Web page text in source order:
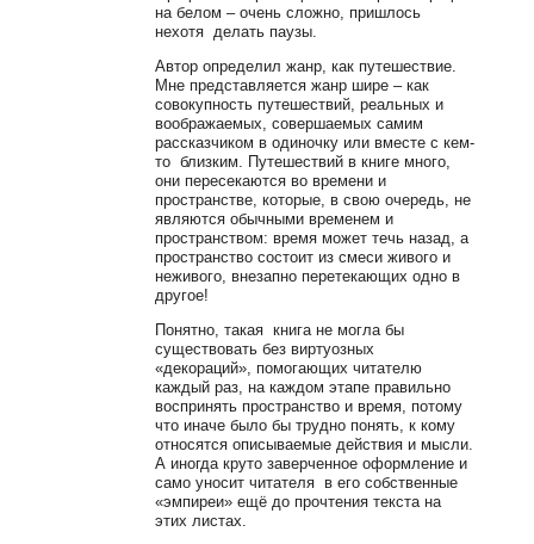
на белом – очень сложно, пришлось
нехотя делать паузы.
Автор определил жанр, как путешествие.
Мне представляется жанр шире – как
совокупность путешествий, реальных и
воображаемых, совершаемых самим
рассказчиком в одиночку или вместе с кем-
то близким. Путешествий в книге много,
они пересекаются во времени и
пространстве, которые, в свою очередь, не
являются обычными временем и
пространством: время может течь назад, а
пространство состоит из смеси живого и
неживого, внезапно перетекающих одно в
другое!
Понятно, такая книга не могла бы
существовать без виртуозных
«декораций», помогающих читателю
каждый раз, на каждом этапе правильно
воспринять пространство и время, потому
что иначе было бы трудно понять, к кому
относятся описываемые действия и мысли.
А иногда круто заверченное оформление и
само уносит читателя в его собственные
«эмпиреи» ещё до прочтения текста на
этих листах.